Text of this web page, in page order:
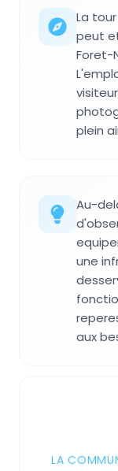
La
peut
Foret-
plein
Au-
une
aux
LA